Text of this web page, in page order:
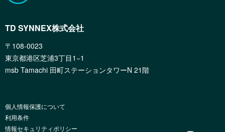
TD SYNNEX株式会社
〒108-0023
東京都港区芝浦3丁目1−1
msb Tamachi 田町ステーションタワーN 21階
個人情報保護について
利用条件
情報セキュリティポリシー